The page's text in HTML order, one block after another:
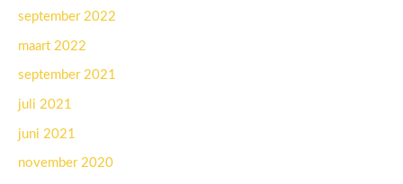
september 2022
maart 2022
september 2021
juli 2021
juni 2021
november 2020